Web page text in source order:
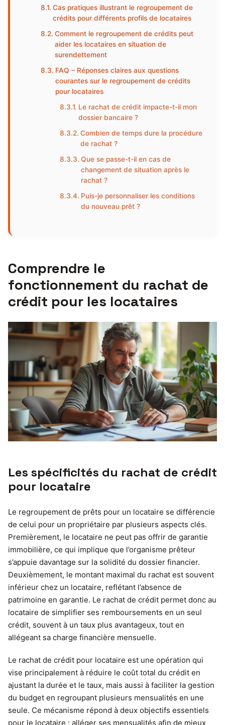
Cas pratiques illustrant le regroupement de
crédits pour différents profils de locataires
Comment le regroupement de crédits peut
aider les locataires en situation de
surendettement
FAQ – Réponses claires aux questions
courantes sur le regroupement de crédits
pour locataires
Le rachat de crédit impacte-t-il mon
dossier bancaire ?
Combien de temps dure la procédure
de rachat ?
Que se passe-t-il en cas de
changement de situation après le
rachat ?
Puis-je personnaliser les conditions
du nouveau prêt ?
Comprendre le
fonctionnement du rachat de
crédit pour les locataires
Les spécificités du rachat de crédit
pour locataire
Le regroupement de prêts pour un locataire se différencie
de celui pour un propriétaire par plusieurs aspects clés.
Premièrement, le locataire ne peut pas offrir de garantie
immobilière, ce qui implique que l’organisme prêteur
s’appuie davantage sur la solidité du dossier financier.
Deuxièmement, le montant maximal du rachat est souvent
inférieur chez un locataire, reflétant l’absence de
patrimoine en garantie. Le rachat de crédit permet donc au
locataire de simplifier ses remboursements en un seul
crédit, souvent à un taux plus avantageux, tout en
allégeant sa charge financière mensuelle.
Le rachat de crédit pour locataire est une opération qui
vise principalement à réduire le coût total du crédit en
ajustant la durée et le taux, mais aussi à faciliter la gestion
du budget en regroupant plusieurs mensualités en une
seule. Ce mécanisme répond à deux objectifs essentiels
pour le locataire : alléger ses mensualités afin de mieux